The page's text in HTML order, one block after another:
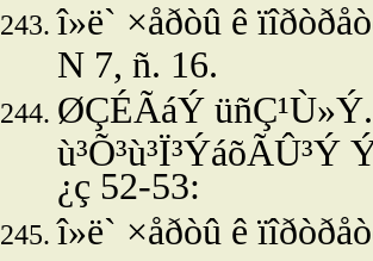
î»ë` ×åðòû ê
N 7, ñ. 16.
ØÇÉÃáÝ
ù³Õ³ù³Ï³ÝáõÃÛ³Ý
¿ç 52-53:
î»ë` ×åðòû ê